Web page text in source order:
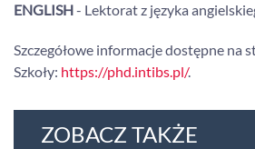
ENGLISH- Lektorat z języka
Szczegółowe informacje dostępne na
Szkoły: https://phd.intibs.pl/.
ZOBACZ TAKŻE